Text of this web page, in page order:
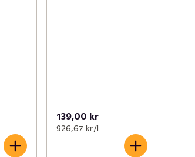
139,00 kr
926,67 kr /l